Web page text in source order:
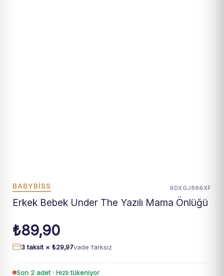
BABYBISS 9DXGJ886XF
Erkek Bebek Under The Yazılı Mama Önlüğü
₺89,90
3 taksit ×₺29,97vade farksız
Son 2 adet · Hızlı tükeniyor